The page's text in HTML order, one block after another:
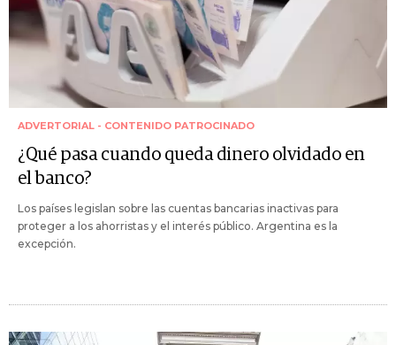
ADVERTORIAL - CONTENIDO PATROCINADO
¿Qué pasa cuando queda dinero olvidado en
el banco?
Los países legislan sobre las cuentas bancarias inactivas para
proteger a los ahorristas y el interés público. Argentina es la
excepción.